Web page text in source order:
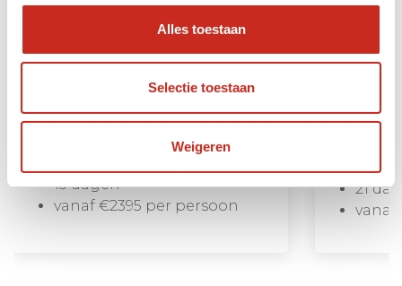
Alles toestaan
Selectie toestaan
Weigeren
Hoogtepunten en meer
Inclusief o.a. een overnachting in
een traditionele Minshuku,
postpad, bezoek aan de Japanse
alpen en binnenlands vervoer
15 dagen
vanaf €2395 per persoon
de
Kyushu
21
vanaf